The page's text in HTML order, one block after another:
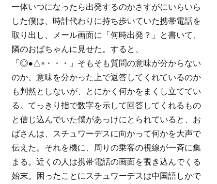
一体いつになったら出発するのかさすがにいらいら
した僕は、時計代わりに持ち歩いていた携帯電話を
取り出し、メール画面に「何時出発？」と書いて、
隣のおばちゃんに見せた。すると、
「◎●△×・・・」そもそも質問の意味が分からない
のか、意味を分かった上で返答してくれているのか
も判然としないが、とにかく何かをまくし立ててい
る。てっきり指で数字を示して回答してくれるもの
と信じ込んでいた僕があっけにとられていると、お
ばさんは、スチュワーデスに向かって何かを大声で
伝えた。それを機に、周りの乗客の視線が一斉に集
まる。近くの人は携帯電話の画面を覗き込んでくる
始末。困ったことにスチュワーデスは中国語しかで